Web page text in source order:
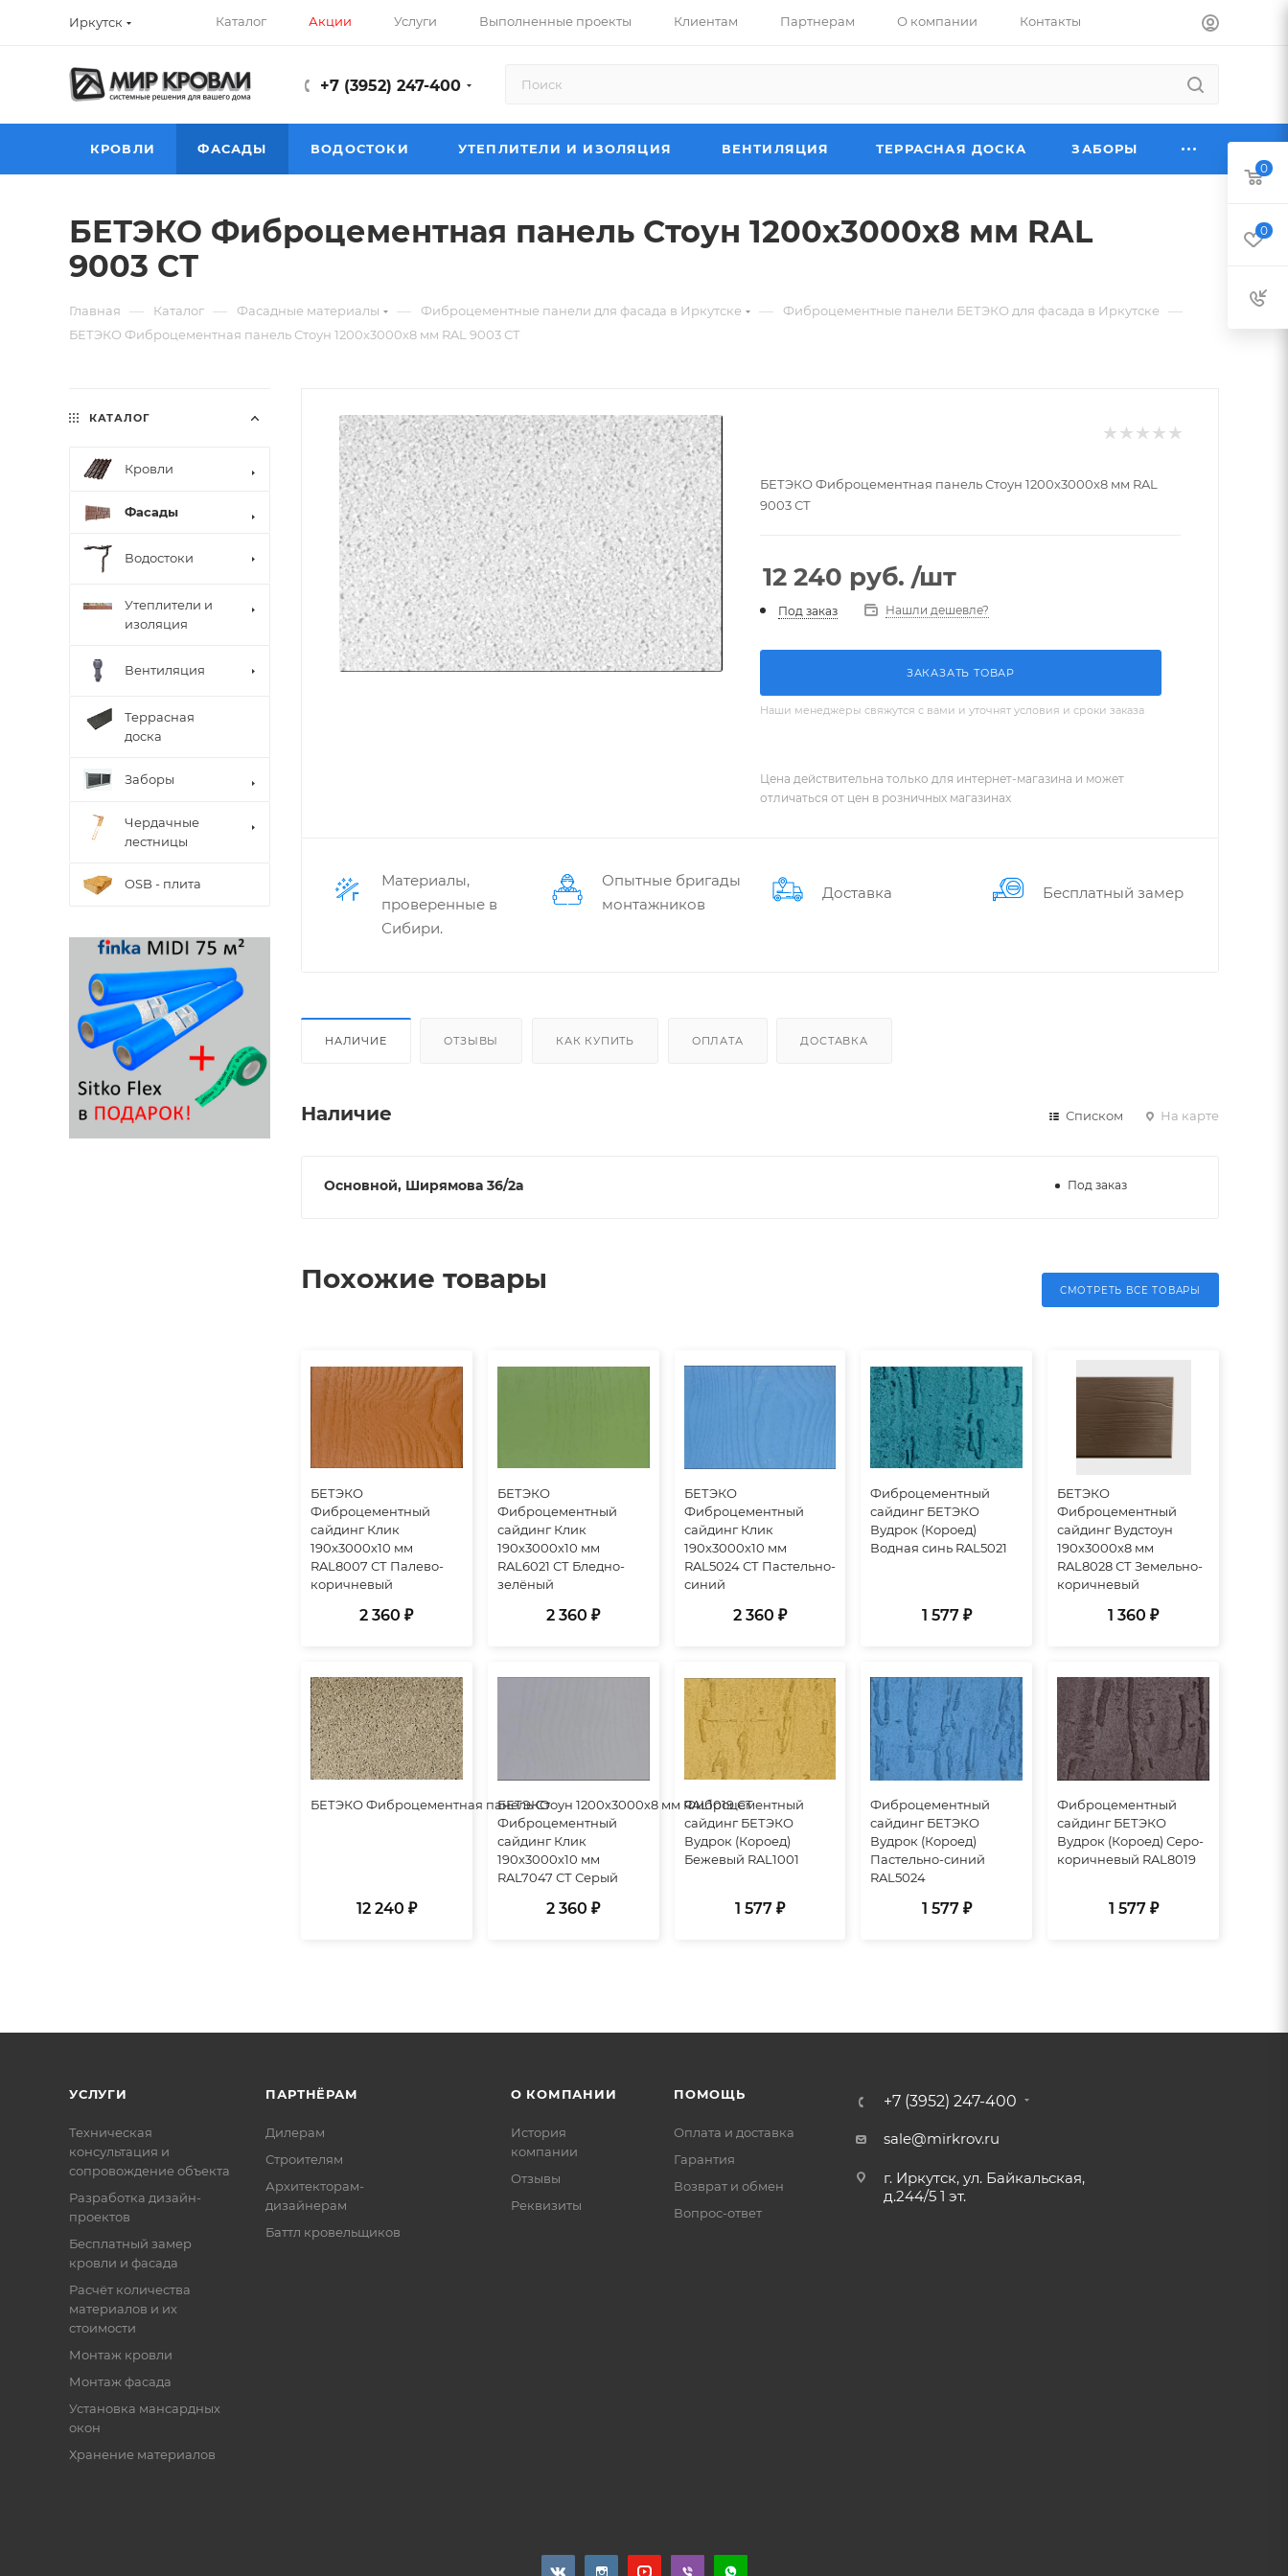
Иркутск Каталог Акции Услуги Выполненные проекты Клиентам Партнерам О компании Контакты
+7 (3952) 247-400
КРОВЛИ ФАСАДЫ ВОДОСТОКИ УТЕПЛИТЕЛИ И ИЗОЛЯЦИЯ ВЕНТИЛЯЦИЯ ТЕРРАСНАЯ ДОСКА ЗАБОРЫ
БЕТЭКО Фиброцементная панель Стоун 1200х3000х8 мм RAL
9003 СТ
Главная — Каталог — Фасадные материалы — Фиброцементные панели для фасада в Иркутске — Фиброцементные панели БЕТЭКО для фасада в Иркутске —
БЕТЭКО Фиброцементная панель Стоун 1200х3000х8 мм RAL 9003 СТ
БЕТЭКО Фиброцементная панель Стоун 1200х3000х8 мм RAL
9003 СТ
12 240 руб. /шт
Под заказ Нашли дешевле?
ЗАКАЗАТЬ ТОВАР
Наши менеджеры свяжутся с вами и уточнят условия и сроки заказа
Цена действительна только для интернет-магазина и может
отличаться от цен в розничных магазинах
Материалы,
проверенные в
Сибири.
Опытные бригады
монтажников
Доставка Бес­плат­ный замер
НАЛИЧИЕ ОТЗЫВЫ КАК КУПИТЬ ОПЛАТА ДОСТАВКА
Наличие Списком На карте
Основной, Ширямова 36/2а Под заказ
Похожие товары СМОТРЕТЬ ВСЕ ТОВАРЫ
БЕТЭКО
Фиброцементный
сайдинг Клик
190х3000х10 мм
RAL8007 СТ Палево-
коричневый
2 360 ₽
БЕТЭКО
Фиброцементный
сайдинг Клик
190х3000х10 мм
RAL6021 СТ Бледно-
зелёный
2 360 ₽
БЕТЭКО
Фиброцементный
сайдинг Клик
190х3000х10 мм
RAL5024 СТ Пастельно-
синий
2 360 ₽
Фиброцементный
сайдинг БЕТЭКО
Вудрок (Короед)
Водная синь RAL5021
1 577 ₽
БЕТЭКО
Фиброцементный
сайдинг Вудстоун
190х3000х8 мм
RAL8028 СТ Земельно-
коричневый
1 360 ₽
БЕТЭКО Фиброцементная панель Стоун 1200х3000х8 мм RAL1019 СТ
12 240 ₽
БЕТЭКО
Фиброцементный
сайдинг Клик
190х3000х10 мм
RAL7047 СТ Серый
2 360 ₽
Фиброцементный
сайдинг БЕТЭКО
Вудрок (Короед)
Бежевый RAL1001
1 577 ₽
Фиброцементный
сайдинг БЕТЭКО
Вудрок (Короед)
Пастельно-синий
RAL5024
1 577 ₽
Фиброцементный
сайдинг БЕТЭКО
Вудрок (Короед) Серо-
коричневый RAL8019
1 577 ₽
КАТАЛОГ
Кровли
Фасады
Водостоки
Утеплители и
изоляция
Вентиляция
Террасная
доска
Заборы
Чердачные
лестницы
OSB - плита
УСЛУГИ
Техническая
консультация и
сопровождение объекта
Разработка дизайн-
проектов
Бесплатный замер
кровли и фасада
Расчёт количества
материалов и их
стоимости
Монтаж кровли
Монтаж фасада
Установка мансардных
окон
Хранение материалов
ПАРТНЁРАМ
Дилерам
Строителям
Архитекторам-
дизайнерам
Баттл кровельщиков
О КОМПАНИИ
История
компании
Отзывы
Реквизиты
ПОМОЩЬ
Оплата и доставка
Гарантия
Возврат и обмен
Вопрос-ответ
+7 (3952) 247-400
sale@mirkrov.ru
г. Иркутск, ул. Байкальская,
д.244/5 1 эт.
0
0